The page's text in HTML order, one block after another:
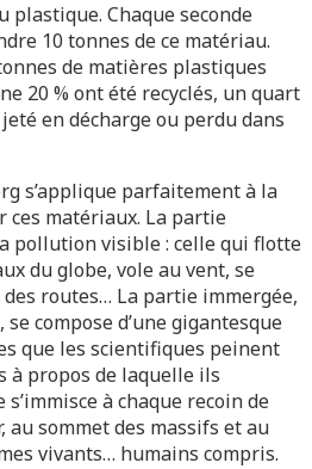
plastique. Chaque seconde
10 tonnes de ce matériau.
de matières plastiques
20 % ont été recyclés, un quart
en décharge ou perdu dans
s’applique parfaitement à la
matériaux. La partie
pollution visible : celle qui flotte
du globe, vole au vent, se
routes… La partie immergée,
compose d’une gigantesque
que les scientifiques peinent
à propos de laquelle ils
s’immisce à chaque recoin de
au sommet des massifs et au
vivants… humains compris.